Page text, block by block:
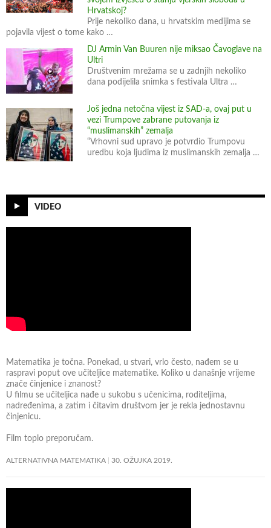
Hrvatskoj?
Prije nekoliko dana, u hrvatskim medijima se
pojavila vijest o tome kako …
DJ Armin Van Buuren nije miksao Čavoglave na
Ultri
Društvenim mrežama se u zadnjih nekoliko
dana podijelila snimka s festivala Ultra …
Još jedna netočna vijest iz SAD-a, ovaj put u
vezi Trumpove zabrane putovanja iz
“muslimanskih” zemalja
“Vrhovni sud upravo je potvrdio Trumpovu
uredbu koja ljudima iz muslimanskih zemalja …
VIDEO
Matematika je točna. Ponekad, u stvari, vrlo često, nađem se u
raspravi poput ove učiteljice matematike. Koliko u današnje vrijeme
znače činjenice i znanost?
U filmu se učiteljica nađe u sukobu s učenicima, roditeljima,
nadređenima, a zatim i čitavim društvom jer je rekla jednostavnu
činjenicu.
Film toplo preporučam.
ALTERNATIVNA MATEMATIKA 30. OŽUJKA 2019.